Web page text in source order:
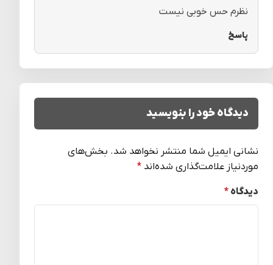
نظرم حس خوبی نیست
پاسخ
دیدگاه خود را بنویسید
نشانی ایمیل شما منتشر نخواهد شد. بخش‌های
موردنیاز علامت‌گذاری شده‌اند *
دیدگاه *